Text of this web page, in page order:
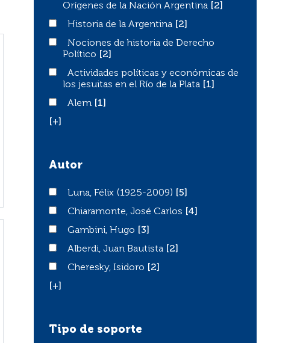
Orígenes de la Nación Argentina
[2]
Historia de la Argentina
Historia de la Argentina
[2]
Nociones de historia de Derecho Político
Nociones de historia de Derecho
Político
[2]
Actividades políticas y económicas de los jesuitas en el
Actividades políticas y económicas de
los jesuitas en el Río de la Plata
[1]
AlemAlem
[1]
[+]
Autor
Luna, Félix (1925-2009)
Luna, Félix (1925-2009)
[5]
Chiaramonte, José Carlos
Chiaramonte, José Carlos
[4]
Gambini, Hugo
Gambini, Hugo
[3]
Alberdi, Juan Bautista
Alberdi, Juan Bautista
[2]
Cheresky, Isidoro
Cheresky, Isidoro
[2]
[+]
Tipo de soporte